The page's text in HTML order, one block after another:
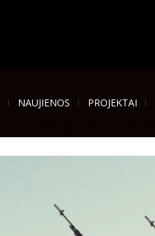
NAUJIENOS PROJEKTAI